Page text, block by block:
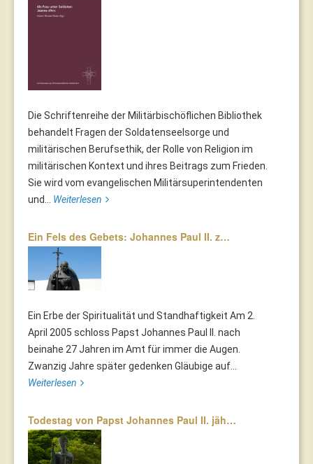
Die Schriftenreihe der Militärbischöflichen Bibliothek
behandelt Fragen der Soldatenseelsorge und
militärischen Berufsethik, der Rolle von Religion im
militärischen Kontext und ihres Beitrags zum Frieden.
Sie wird vom evangelischen Militärsuperintendenten
und... Weiterlesen
Ein Fels des Gebets: Johannes Paul II. z…
Ein Erbe der Spiritualität und Standhaftigkeit Am 2.
April 2005 schloss Papst Johannes Paul II. nach
beinahe 27 Jahren im Amt für immer die Augen.
Zwanzig Jahre später gedenken Gläubige auf...
Weiterlesen
Todestag von Papst Johannes Paul II. jäh…